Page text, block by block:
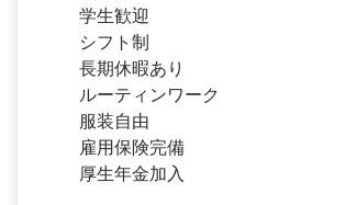
学生歓迎
シフト制
長期休暇あり
ルーティンワーク
服装自由
雇用保険完備
厚生年金加入